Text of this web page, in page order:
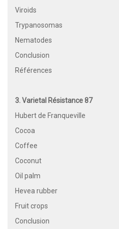
Viroids
Trypanosomas
Nematodes
Conclusion
Références
3. Varietal Résistance 87
Hubert de Franqueville
Cocoa
Coffee
Coconut
Oil palm
Hevea rubber
Fruit crops
Conclusion